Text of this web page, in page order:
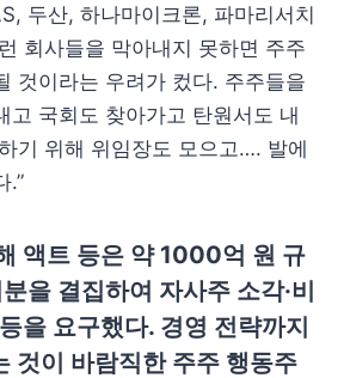
두산, 하나마이크론, 파마리서치
회사들을 막아내지 못하면 주주
것이라는 우려가 컸다. 주주들을
고 국회도 찾아가고 탄원서도 내
기 위해 위임장도 모으고…. 발에
.”
액트 등은 약 1000억 원 규
을 결집하여 자사주 소각·비
을 요구했다. 경영 전략까지
것이 바람직한 주주 행동주